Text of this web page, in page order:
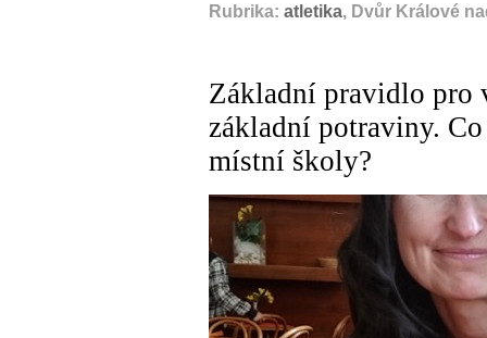
Rubrika: atletika, Dvůr Králové
Základní pravidlo
základní potraviny.
místní školy?